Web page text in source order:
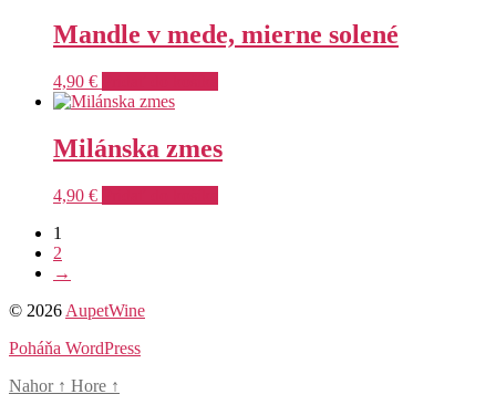
Mandle v mede, mierne solené
4,90 €
Milánska zmes
4,90 €
1
2
→
© 2026 AupetWine
Poháňa WordPress
Nahor ↑ Hore ↑